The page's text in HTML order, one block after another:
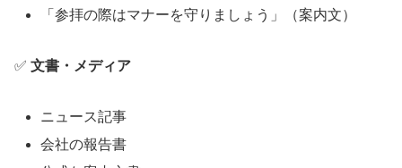
「参拝の際はマナーを守りましょう」（案内文）
✅ 文書・メディア
ニュース記事
会社の報告書